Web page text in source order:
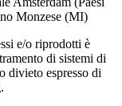
Monzese (MI)
e/o riprodotti è
di sistemi di
divieto espresso di